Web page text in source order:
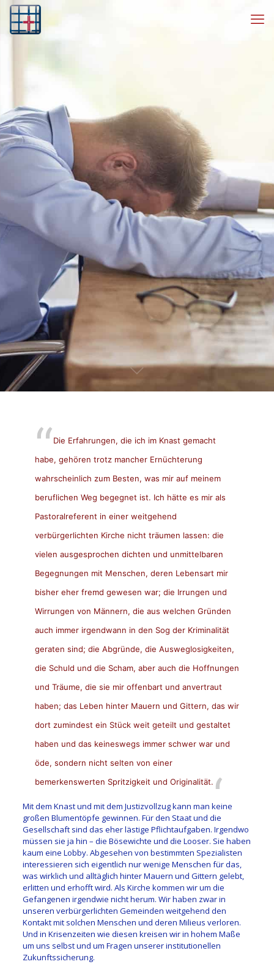
Die Erfahrungen, die ich im Knast gemacht
habe, gehören trotz mancher Ernüchterung
wahrscheinlich zum Besten, was mir auf meinem
beruflichen Weg begegnet ist. Ich hätte es mir als
Pastoralreferent in einer weitgehend
verbürgerlichten Kirche nicht träumen lassen: die
vielen ausgesprochen dichten und unmittelbaren
Begegnungen mit Menschen, deren Lebensart mir
bisher eher fremd gewesen war; die Irrungen und
Wirrungen von Männern, die aus welchen Gründen
auch immer irgendwann in den Sog der Kriminalität
geraten sind; die Abgründe, die Ausweglosigkeiten,
die Schuld und die Scham, aber auch die Hoffnungen
und Träume, die sie mir offenbart und anvertraut
haben; das Leben hinter Mauern und Gittern, das wir
dort zumindest ein Stück weit geteilt und gestaltet
haben und das keineswegs immer schwer war und
öde, sondern nicht selten von einer
bemerkenswerten Spritzigkeit und Originalität.
Mit dem Knast und mit dem Justizvollzug kann man keine
großen Blumentöpfe gewinnen. Für den Staat und die
Gesellschaft sind das eher lästige Pflichtaufgaben. Irgendwo
müssen sie ja hin – die Bösewichte und die Looser. Sie haben
kaum eine Lobby. Abgesehen von bestimmten Spezialisten
interessieren sich eigentlich nur wenige Menschen für das,
was wirklich und alltäglich hinter Mauern und Gittern gelebt,
erlitten und erhofft wird. Als Kirche kommen wir um die
Gefangenen irgendwie nicht herum. Wir haben zwar in
unseren verbürgerlichten Gemeinden weitgehend den
Kontakt mit solchen Menschen und deren Milieus verloren.
Und in Krisenzeiten wie diesen kreisen wir in hohem Maße
um uns selbst und um Fragen unserer institutionellen
Zukunftssicherung.